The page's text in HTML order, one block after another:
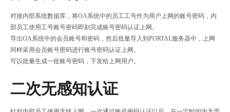
对接内部系统数据库，将OA系统中的员工工号作为用户上网的账号密码，内
部员工使用工号账号密码即刻完成账号密码认证上网。
导出OA系统中的会员账号和密码，然后批量导入到PORTAL服务器中，上网
同样采用会员账号密码进行账号密码认证上网。
可以批量生成一批账号密码，下发给上网用户。
二次无感知认证